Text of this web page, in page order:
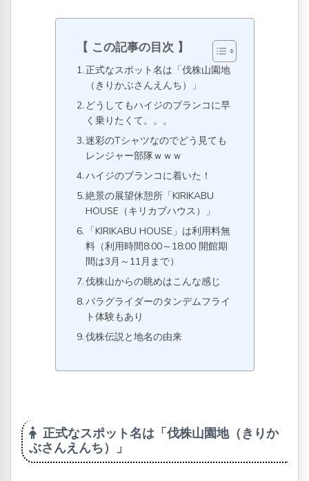
この記事の目次
正式なスポット名は「伐株山園地
（きりかぶさんえんち）」
どうしてもハイジのブランコに早
く乗りたくて。。。
迷彩のTシャツなのでどう見ても
レンジャー部隊ｗｗｗ
ハイジのブランコに着いた！
絶景の展望休憩所「KIRIKABU
HOUSE（キリカブハウス）」
「KIRIKABU HOUSE」は利用料無
料（利用時間8:00～18:00 開館期
間は3月～11月まで）
伐株山からの眺めはこんな感じ
パラグライダーのタンデムフライ
ト体験もあり
伐株伝説と地名の由来
正式なスポット名は「伐株山園地（きりか
ぶさんえんち）」